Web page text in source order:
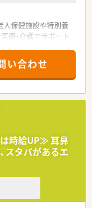
人保健施設や特別養
療・介護でサポート
来や産後ケアなど、
をおこなっており
り、職種間の隔たり
ます。
就業することができ
励むことができま
くれます。
仕事ができ残業は
い合わせ
時給UP≫ 耳鼻
スタバがあるエ